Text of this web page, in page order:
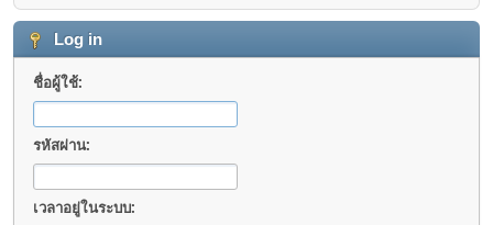
Log in
ชื่อผู้ใช้:
รหัสผ่าน:
เวลาอยู่ในระบบ: